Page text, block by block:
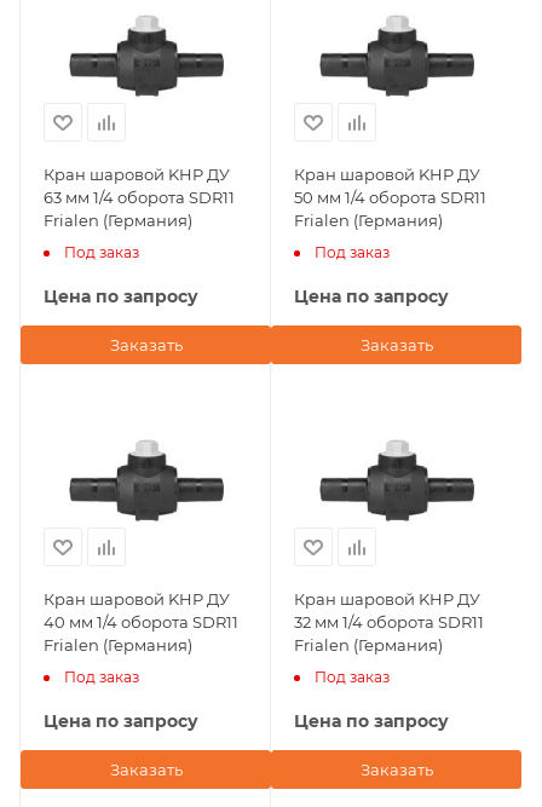
Кран шаровой KHP ДУ
63 мм 1/4 оборота SDR11
Frialen (Германия)
Под заказ
Цена по запросу
Заказать
Кран шаровой KHP ДУ
50 мм 1/4 оборота SDR11
Frialen (Германия)
Под заказ
Цена по запросу
Заказать
Кран шаровой KHP ДУ
40 мм 1/4 оборота SDR11
Frialen (Германия)
Под заказ
Цена по запросу
Заказать
Кран шаровой KHP ДУ
32 мм 1/4 оборота SDR11
Frialen (Германия)
Под заказ
Цена по запросу
Заказать